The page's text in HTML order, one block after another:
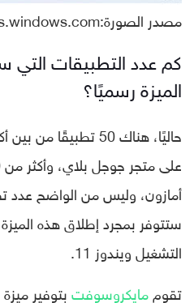
مصدر الصورة:blogs.windows.com
كم عدد التطبيقات التي
الميزة رسميًا؟
أمازون، وليس من الواضح عدد
ستتوفر بمجرد إطلاق هذه
التشغيل ويندوز 11.
تقوممايكروسوفتبتوفير